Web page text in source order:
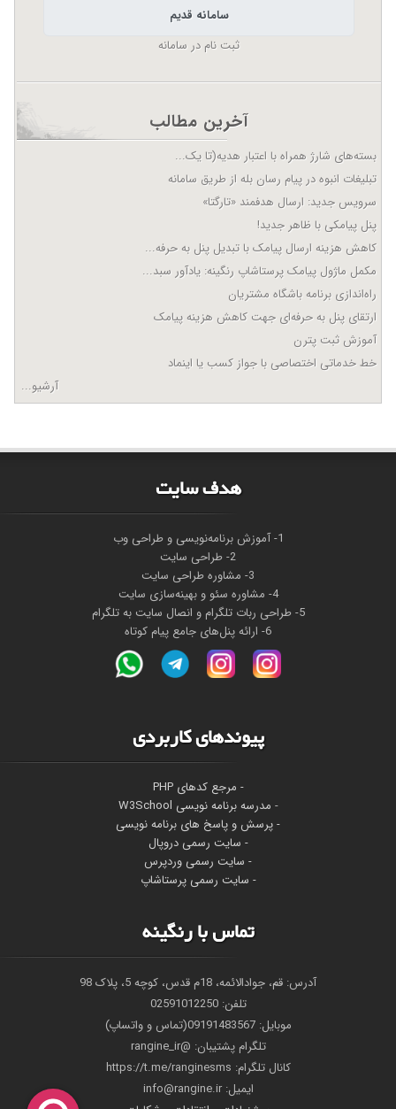
سامانه قدیم
ثبت نام در سامانه
آخرین مطالب
بسته‌های شارژ همراه با اعتبار هدیه(تا یک...
تبلیغات انبوه در پیام رسان بله از طریق سامانه
سرویس جدید: ارسال هدفمند «تارگتا»
پنل پیامکی با ظاهر جدید!
کاهش هزینه ارسال پیامک با تبدیل پنل به حرفه...
مکمل ماژول پیامک پرستاشاپ رنگینه: یادآور سبد...
راه‌اندازی برنامه باشگاه مشتریان
ارتقای پنل به حرفه‌ای جهت کاهش هزینه پیامک
آموزش ثبت پترن
خط خدماتی اختصاصی با جواز کسب یا اینماد
آرشیو...
هدف سايت
1- آموزش برنامه‌نویسی و طراحی وب
2- طراحی سایت
3- مشاوره طراحی سایت
4- مشاوره سئو و بهینه‌سازی سایت
5- طراحی ربات تلگرام و انصال سایت به تلگرام
6- ارائه پنل‌های جامع پیام کوتاه
پیوندهای کاربردی
- مرجع کدهای PHP
- مدرسه برنامه نویسی W3School
- پرسش و پاسخ های برنامه نویسی
- سایت رسمی دروپال
- سایت رسمی وردپرس
- سایت رسمی پرستاشاپ
تماس با رنگینه
آدرس: قم، جوادالائمه، 18م قدس، کوچه 5، پلاک 98
تلفن: 02591012250
موبایل: 09191483567(تماس و واتساپ)
تلگرام پشتیبان: @rangine_ir
کانال تلگرام: https://t.me/ranginesms
ايميل: info@rangine.ir